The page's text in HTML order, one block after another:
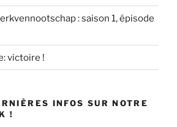
: saison 1, épisode
victoire !
INFOS SUR NOTRE
!